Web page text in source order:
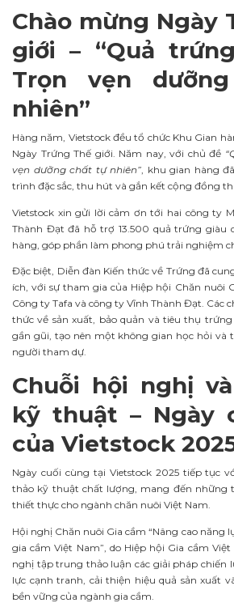
Chào mừng Ngày
giới – “Quả
Trọn vẹn
nhiên”
Hàng năm, Vietstock đều tổ chức Khu Gian
Ngày Trứng Thế giới. Năm nay, với chủ đề
vẹn dưỡng chất tự nhiên” , khu gian hàng
trình đặc sắc, thu hút và gắn kết cộng đồng
Vietstock xin gửi lời cảm ơn tới hai công ty
Thành Đạt đã hỗ trợ 13.500 quả trứng giàu
hàng, góp phần làm phong phú trải nghiệm
Đặc biệt, Diễn đàn Kiến thức về Trứng đã
ích, với sự tham gia của Hiệp hội Chăn nuôi
Công ty Tafa và công ty Vĩnh Thành Đạt. Các
thức về sản xuất, bảo quản và tiêu thụ
gần gũi, tạo nên một không gian học hỏi và
người tham dự.
Chuỗi hội nghị
kỹ thuật – Ngày
của Vietstock
Ngày cuối cùng tại Vietstock 2025 tiếp tục
thảo kỹ thuật chất lượng, mang đến những
thiết thực cho ngành chăn nuôi Việt Nam.
Hội nghị Chăn nuôi Gia cầm “Nâng cao năng
gia cầm Việt Nam”, do Hiệp hội Gia cầm
nghị tập trung thảo luận các giải pháp chiến
lực cạnh tranh, cải thiện hiệu quả sản xuất
bền vững của ngành gia cầm.